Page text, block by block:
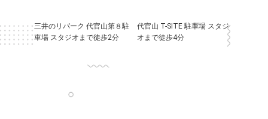
三井のリパーク 代官山第８駐
車場 スタジオまで徒歩2分
代官山 T-SITE 駐車場 スタジ
オまで徒歩4分